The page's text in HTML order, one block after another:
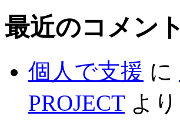
最近のコメント
個人で支援 に
PROJECTより